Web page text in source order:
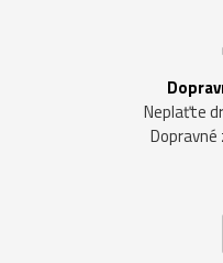
Neplaťte
Dopravné